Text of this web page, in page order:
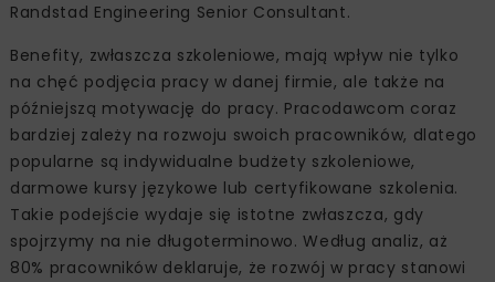
Randstad Engineering Senior Consultant.
Benefity, zwłaszcza szkoleniowe, mają wpływ nie tylko
na chęć podjęcia pracy w danej firmie, ale także na
późniejszą motywację do pracy. Pracodawcom coraz
bardziej zależy na rozwoju swoich pracowników, dlatego
popularne są indywidualne budżety szkoleniowe,
darmowe kursy językowe lub certyfikowane szkolenia.
Takie podejście wydaje się istotne zwłaszcza, gdy
spojrzymy na nie długoterminowo. Według analiz, aż
80% pracowników deklaruje, że rozwój w pracy stanowi